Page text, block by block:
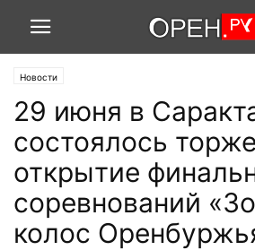
Новости
29 июня в
состоялось
открытие
соревнований
колос